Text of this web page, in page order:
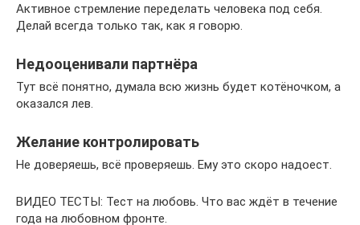
Активное стремление переделать человека под себя.
Делай всегда только так, как я говорю.
Недооценивали партнёра
Тут всё понятно, думала всю жизнь будет котёночком, а
оказался лев.
Желание контролировать
Не доверяешь, всё проверяешь. Ему это скоро надоест.
ВИДЕО ТЕСТЫ: Тест на любовь. Что вас ждёт в течение
года на любовном фронте.